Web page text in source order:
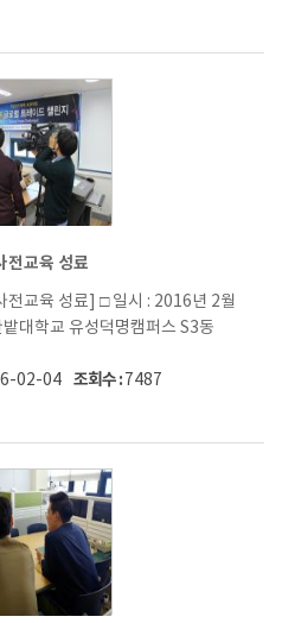
전교육 성료
전교육 성료] □ 일시 : 2016년 2월
대학교 유성덕명캠퍼스 S3동
02-04 조회수 : 7487